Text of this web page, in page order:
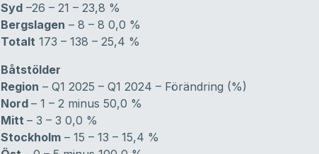
Syd –26 – 21 – 23,8 %
Bergslagen – 8 – 8 0,0 %
Totalt 173 – 138 – 25,4 %
Båtstölder
Region – Q1 2025 – Q1 2024 – Förändring (%)
Nord – 1 – 2 minus 50,0 %
Mitt – 3 – 3 0,0 %
Stockholm – 15 – 13 – 15,4 %